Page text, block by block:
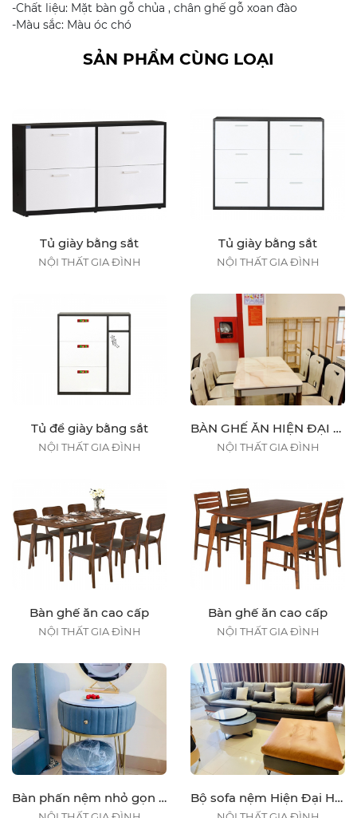
-Chất liệu: Mặt bàn gỗ chủa , chân ghế gỗ xoan đào
-Màu sắc: Màu óc chó
SẢN PHẨM CÙNG LOẠI
Tủ giày bằng sắt
NỘI THẤT GIA ĐÌNH
Tủ giày bằng sắt
NỘI THẤT GIA ĐÌNH
Tủ để giày bằng sắt
NỘI THẤT GIA ĐÌNH
BÀN GHẾ ĂN HIỆN ĐẠI H8 NHẬP KHẨU 6 GHẾ
NỘI THẤT GIA ĐÌNH
Bàn ghế ăn cao cấp
NỘI THẤT GIA ĐÌNH
Bàn ghế ăn cao cấp
NỘI THẤT GIA ĐÌNH
Bàn phấn nệm nhỏ gọn PVN444 Bộ sofa nệm Hiện Đại Hàng Nhập Khẩu 2110AT